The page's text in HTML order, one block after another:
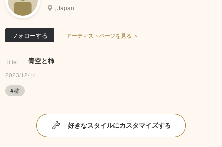
, Japan
フォローする アーティストページを見る ＞
Title: 青空と柿
2023/12/14
#柿
好きなスタイルにカスタマイズする